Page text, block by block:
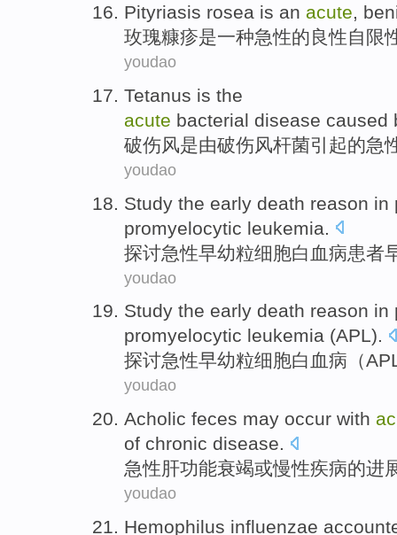
Pityriasis rosea is an acute,
玫瑰糠疹是一种急性的良性自限
youdao
Tetanus is the
acute bacterial disease caused
破伤风是由破伤风杆菌引起的急
youdao
Study the early death reason in
promyelocytic leukemia
探讨急性早幼粒细胞白血病患者
youdao
Study the early death reason in
promyelocytic leukemia (APL).
探讨急性早幼粒细胞白血病 （
youdao
Acholic feces may occur with
of chronic disease.
急性肝功能衰竭或慢性疾病的进
youdao
Hemophilus influenzae